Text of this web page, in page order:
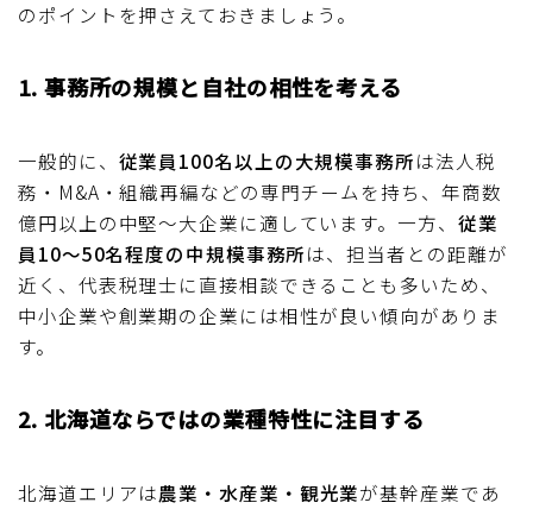
のポイントを押さえておきましょう。
1. 事務所の規模と自社の相性を考える
一般的に、 従業員100名以上の大規模事務所は法人税
務・M&A・組織再編などの専門チームを持ち、年商数
億円以上の中堅〜大企業に適しています。一方、 従業
員10〜50名程度の中規模事務所は、担当者との距離が
近く、代表税理士に直接相談できることも多いため、
中小企業や創業期の企業には相性が良い傾向がありま
す。
2. 北海道ならではの業種特性に注目する
北海道エリアは農業・水産業・観光業が基幹産業であ